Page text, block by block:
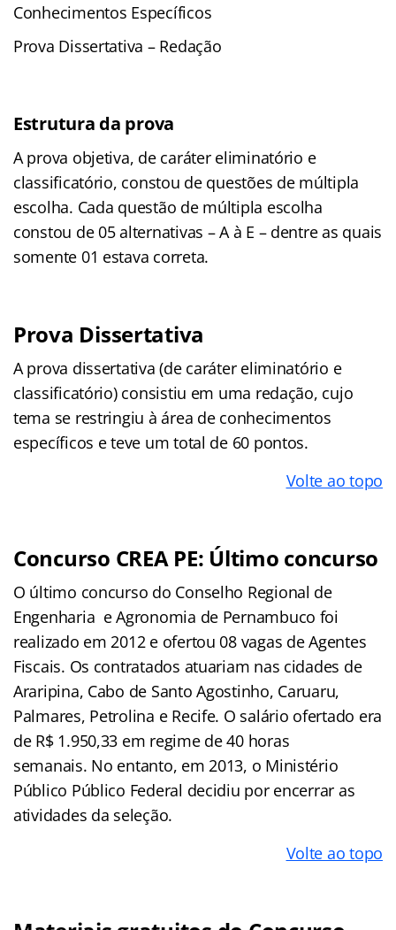
Conhecimentos Específicos
Prova Dissertativa – Redação
Estrutura da prova
A prova objetiva, de caráter eliminatório e
classificatório, constou de questões de múltipla
escolha. Cada questão de múltipla escolha
constou de 05 alternativas – A à E – dentre as quais
somente 01 estava correta.
Prova Dissertativa
A prova dissertativa (de caráter eliminatório e
classificatório) consistiu em uma redação, cujo
tema se restringiu à área de conhecimentos
específicos e teve um total de 60 pontos.
Volte ao topo
Concurso CREA PE: Último concurso
O último concurso do Conselho Regional de
Engenharia e Agronomia de Pernambuco foi
realizado em 2012 e ofertou 08 vagas de Agentes
Fiscais. Os contratados atuariam nas cidades de
Araripina, Cabo de Santo Agostinho, Caruaru,
Palmares, Petrolina e Recife. O salário ofertado era
de R$ 1.950,33 em regime de 40 horas
semanais. No entanto, em 2013, o Ministério
Público Público Federal decidiu por encerrar as
atividades da seleção.
Volte ao topo